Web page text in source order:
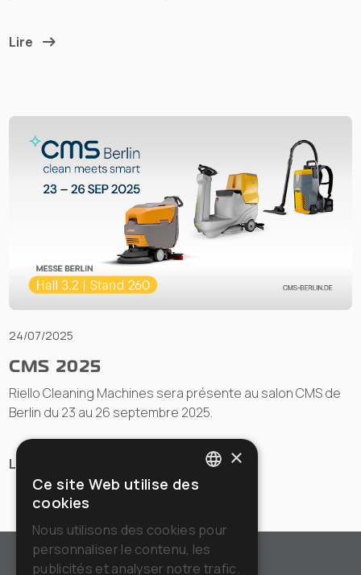
Lire
24/07/2025
CMS 2025
Riello Cleaning Machines sera présente au salon CMS de
Berlin du 23 au 26 septembre 2025.
Lire
ITALIAN
FRENCH
×
Ce site Web utilise des
cookies
Nous utilisons des cookies pour
personnaliser le contenu, les
publicités et analyser notre trafic.